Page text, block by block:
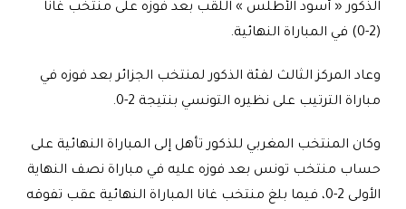
الذكور « أسود الأطلس » اللقب بعد فوزه على منتخب غانا
(2-0) في المباراة النهائية
.
وعاد المركز الثالث لفئة الذكور لمنتخب الجزائر بعد فوزه في
مباراة الترتيب على نظيره التونسي بنتيجة 2-0
.
وكان المنتخب المغربي للذكور تأهل إلى المباراة النهائية على
حساب منتخب تونس بعد فوزه عليه في مباراة نصف النهاية
الأولى 2-0، فيما بلغ منتخب غانا المباراة النهائية عقب تفوقه